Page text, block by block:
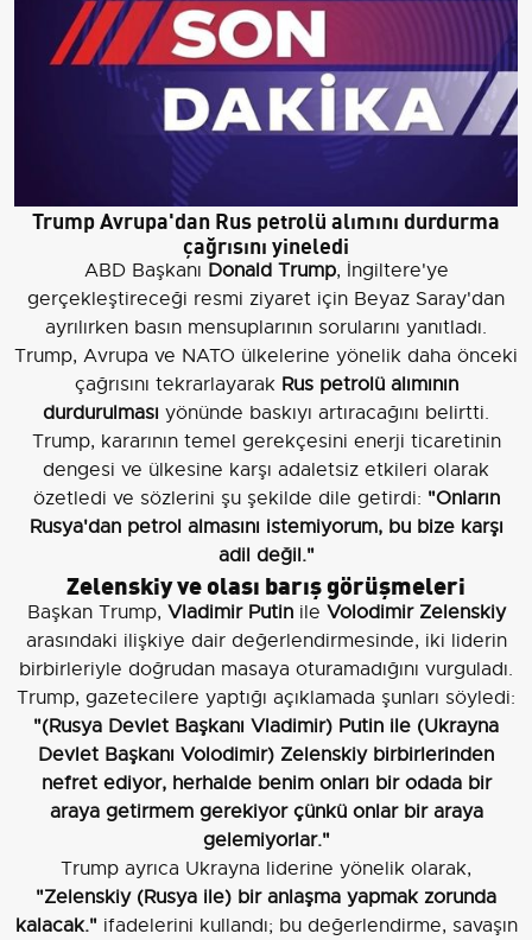
Trump Avrupa'dan Rus petrolü alımını durdurma
çağrısını yineledi
ABD Başkanı Donald Trump, İngiltere'ye
gerçekleştireceği resmi ziyaret için Beyaz Saray'dan
ayrılırken basın mensuplarının sorularını yanıtladı.
Trump, Avrupa ve NATO ülkelerine yönelik daha önceki
çağrısını tekrarlayarak Rus petrolü alımının
durdurulması yönünde baskıyı artıracağını belirtti.
Trump, kararının temel gerekçesini enerji ticaretinin
dengesi ve ülkesine karşı adaletsiz etkileri olarak
özetledi ve sözlerini şu şekilde dile getirdi: "Onların
Rusya'dan petrol almasını istemiyorum, bu bize karşı
adil değil."
Zelenskiy ve olası barış görüşmeleri
Başkan Trump, Vladimir Putinile Volodimir Zelenskiy
arasındaki ilişkiye dair değerlendirmesinde, iki liderin
birbirleriyle doğrudan masaya oturamadığını vurguladı.
Trump, gazetecilere yaptığı açıklamada şunları söyledi:
"(Rusya Devlet Başkanı Vladimir) Putin ile (Ukrayna
Devlet Başkanı Volodimir) Zelenskiy birbirlerinden
nefret ediyor, herhalde benim onları bir odada bir
araya getirmem gerekiyor çünkü onlar bir araya
gelemiyorlar."
Trump ayrıca Ukrayna liderine yönelik olarak,
"Zelenskiy (Rusya ile) bir anlaşma yapmak zorunda
kalacak."ifadelerini kullandı; bu değerlendirme, savaşın